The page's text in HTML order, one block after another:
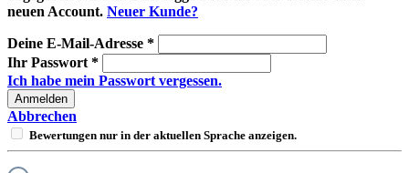
neuen Account. Neuer Kunde?
Deine E-Mail-Adresse *
Ihr Passwort *
Ich habe mein Passwort vergessen.
Anmelden
Abbrechen
Bewertungen nur in der aktuellen Sprache anzeigen.